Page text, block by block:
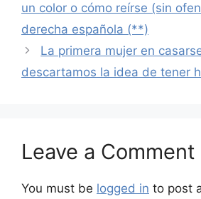
un color o cómo reírse (sin
derecha española (**)
La primera mujer en
descartamos la idea de tener
Leave a Comment
You must be logged in to post